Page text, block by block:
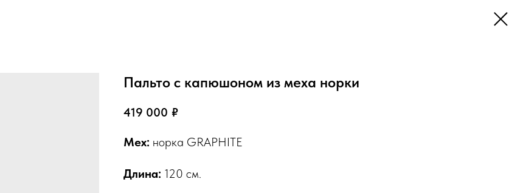
Пальто с капюшоном из меха норки
419 000 ₽
Мех: норка GRAPHITE
Длина: 120 см.